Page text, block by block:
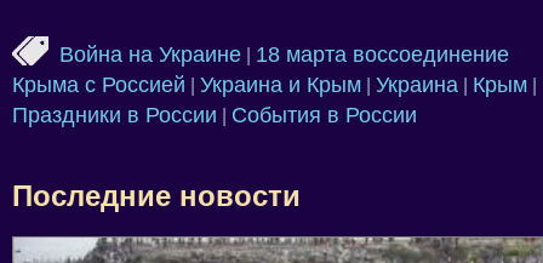
Война на Украине
18 марта воссоединение
Крыма с Россией
Украина и Крым Украина Крым
Праздники в России События в России
Последние новости